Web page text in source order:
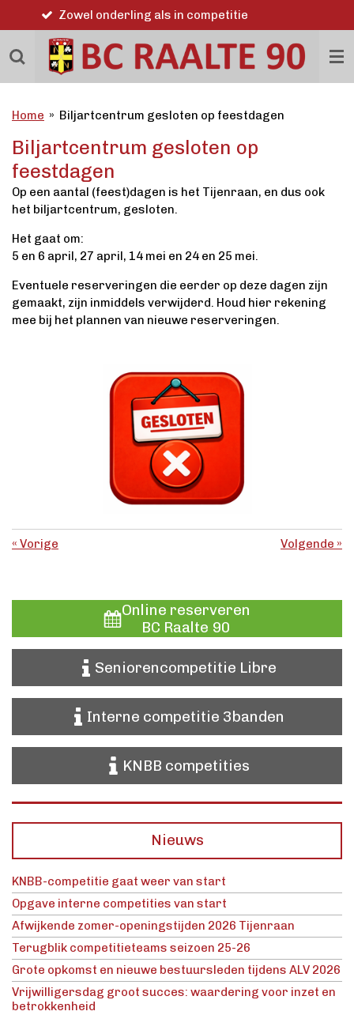
direct
naar
hoofdinhoud
Word ook lid
Home » Biljartcentrum gesloten op feestdagen
Biljartcentrum gesloten op
feestdagen
Op een aantal (feest)dagen is het Tijenraan, en dus ook
het biljartcentrum, gesloten.
Het gaat om:
5 en 6 april, 27 april, 14 mei en 24 en 25 mei.
Eventuele reserveringen die eerder op deze dagen zijn
gemaakt, zijn inmiddels verwijderd. Houd hier rekening
mee bij het plannen van nieuwe reserveringen.
« Vorige Volgende »
Online reserveren
BC Raalte 90
Seniorencompetitie Libre
Interne competitie 3banden
KNBB competities
Nieuws
KNBB-competitie gaat weer van start
Opgave interne competities van start
Afwijkende zomer-openingstijden 2026 Tijenraan
Terugblik competitieteams seizoen 25-26
Grote opkomst en nieuwe bestuursleden tijdens ALV 2026
Vrijwilligersdag groot succes: waardering voor inzet en
betrokkenheid